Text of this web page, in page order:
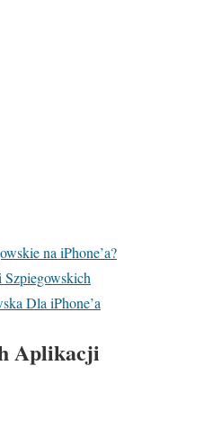
na iPhone’a?
Dla iPhone’a
Aplikacji